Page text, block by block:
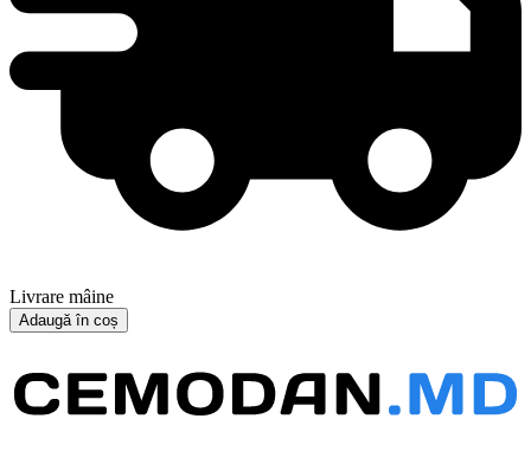
Livrare mâine
Adaugă în coș